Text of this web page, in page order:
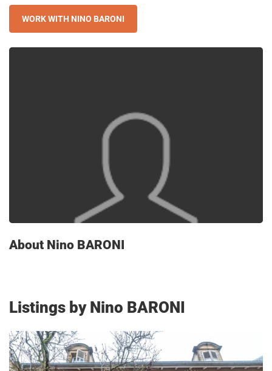
WORK WITH NINO BARONI
About Nino BARONI
Listings by Nino BARONI